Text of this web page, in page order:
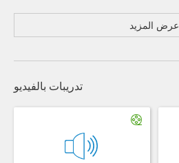
عرض المزيد
تدريبات بالفيديو